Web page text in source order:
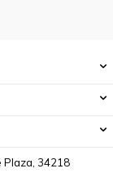
Plaza, 34218